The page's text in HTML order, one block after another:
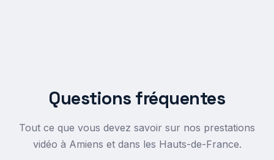
Questions fréquentes
Tout ce que vous devez savoir sur nos prestations
vidéo à Amiens et dans les Hauts-de-France.